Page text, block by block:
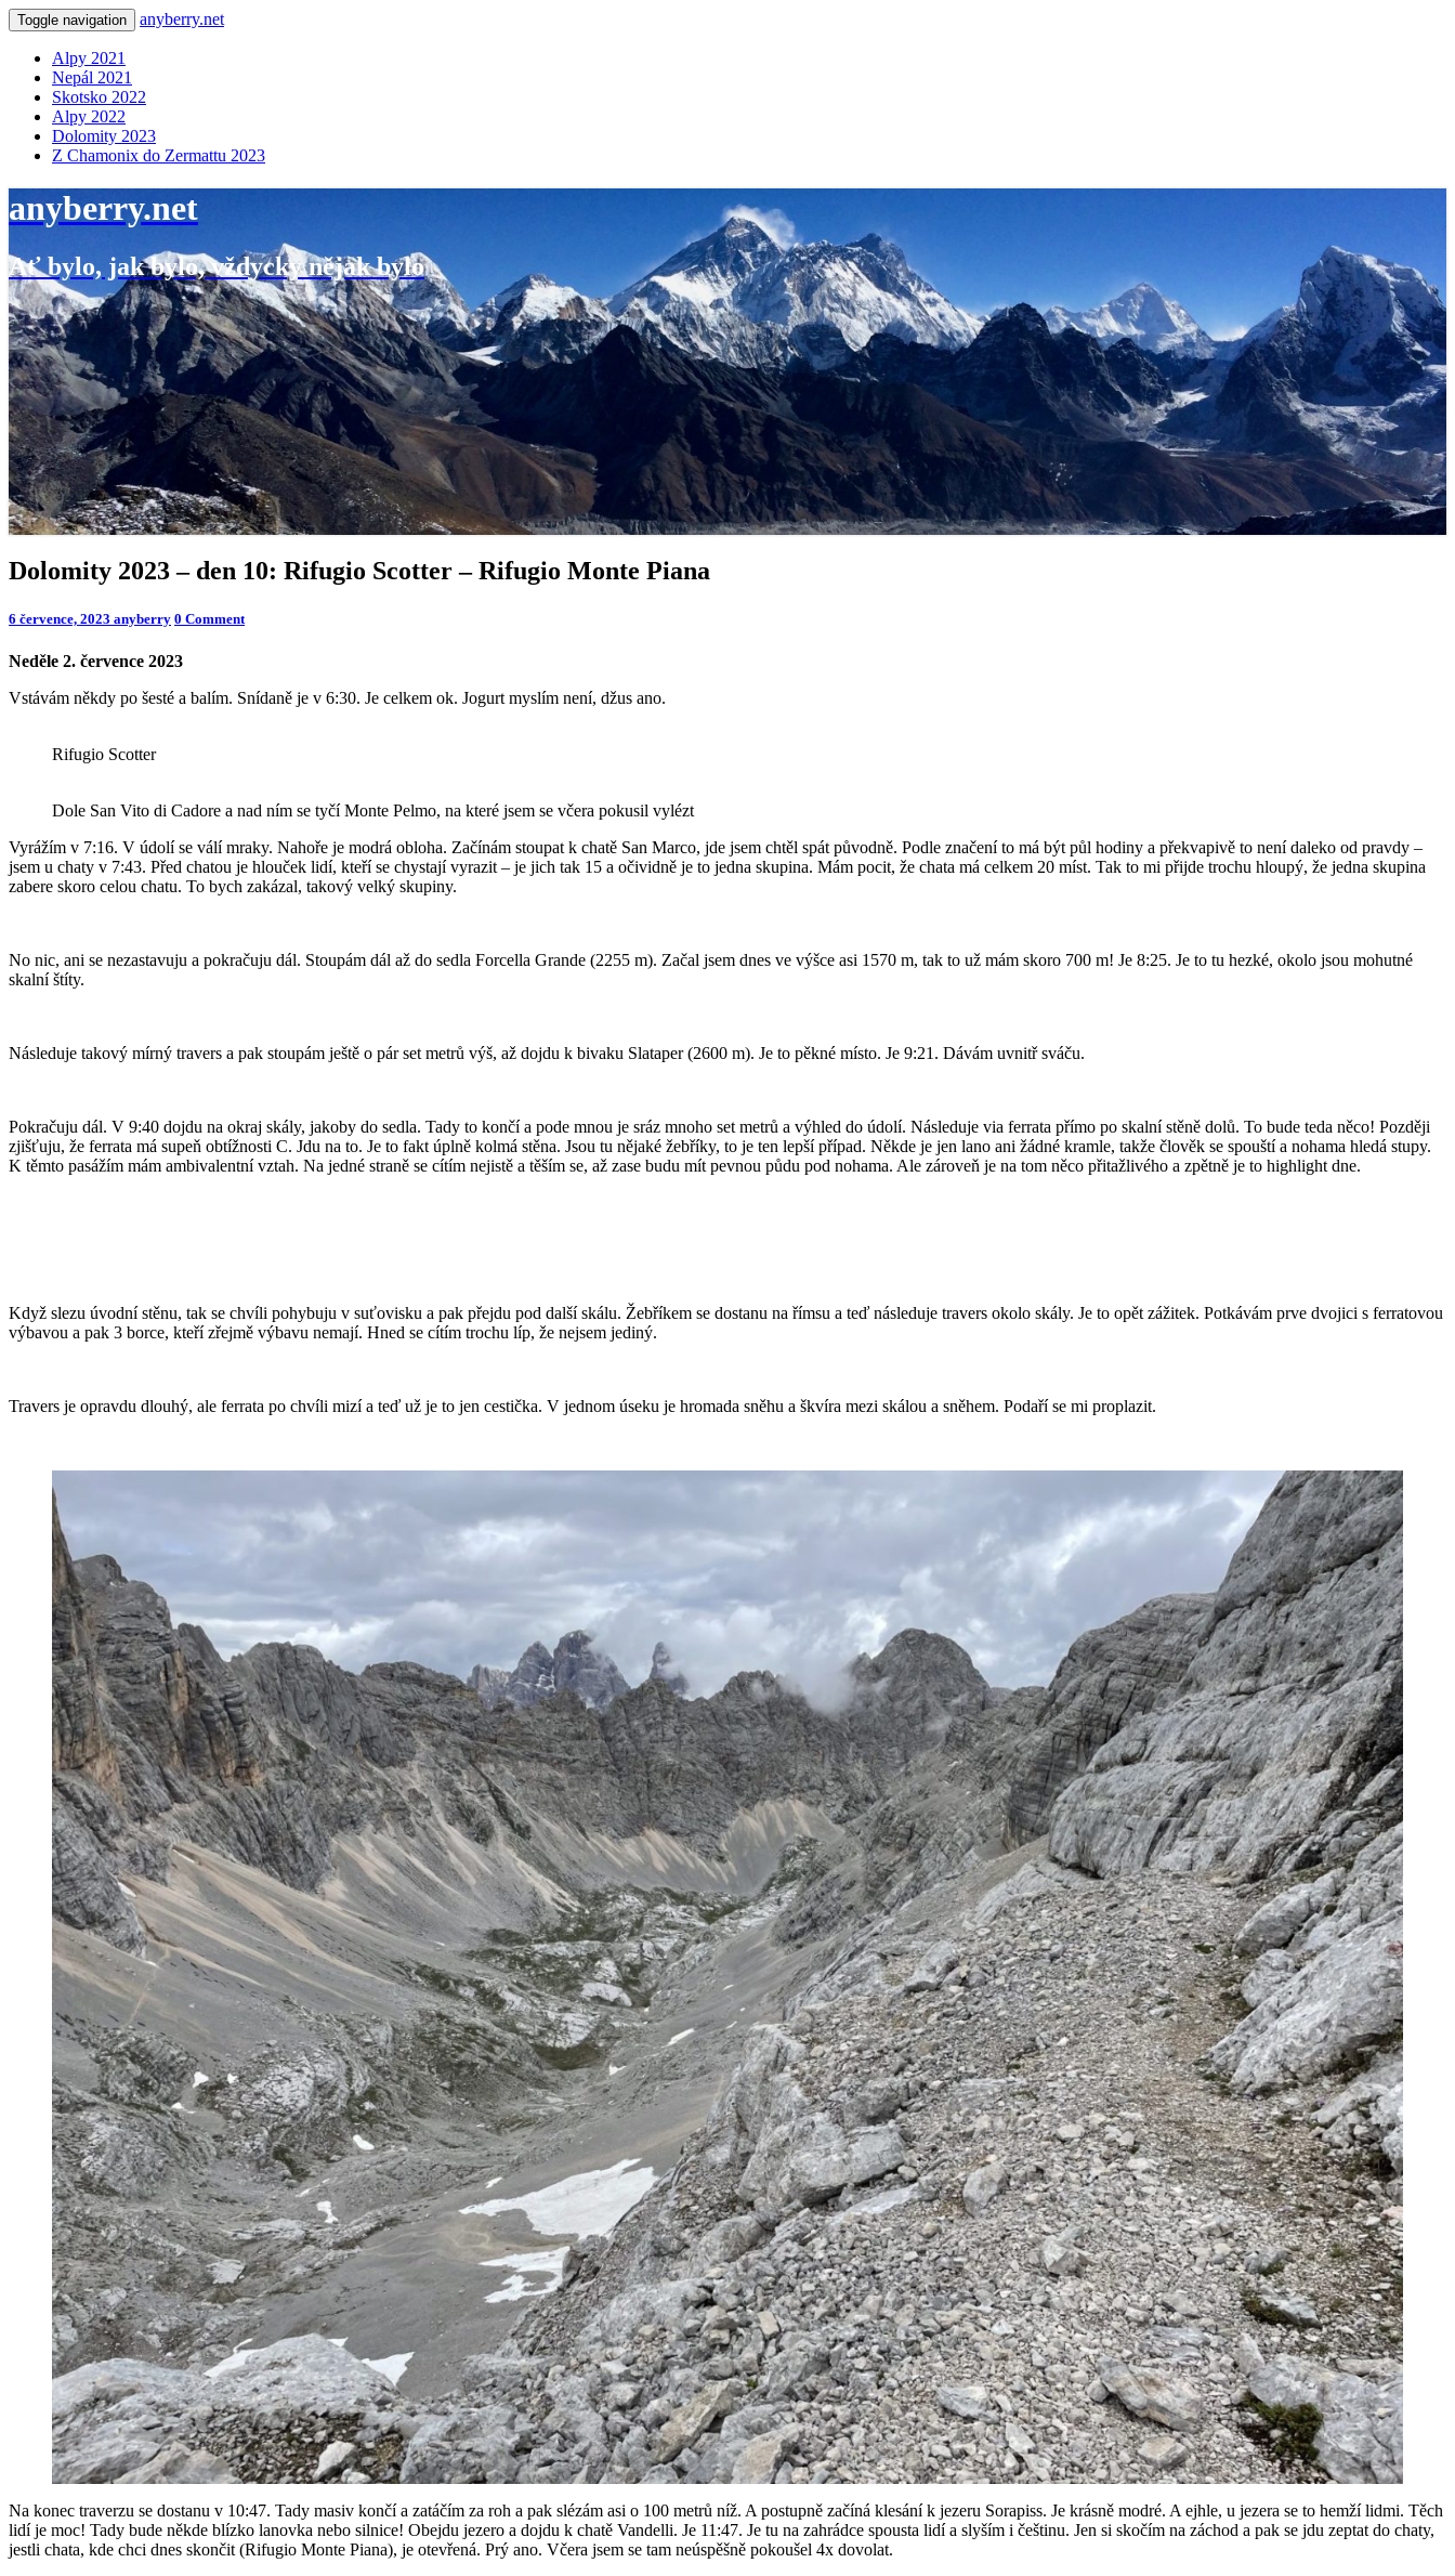
Toggle navigation anyberry.net
Alpy 2021
Nepál 2021
Skotsko 2022
Alpy 2022
Dolomity 2023
Z Chamonix do Zermattu 2023
anyberry.net
Ať bylo, jak bylo, vždycky nějak bylo
Dolomity
2023
den
Rifugio
–
Dolomity 2023 – den 10: Rifugio Scotter – Rifugio Monte Piana
6 července, 2023 anyberry Comments
0 Comment
Neděle 2. července 2023
Vstávám někdy po šesté a balím. Snídaně je v 6:30. Je celkem ok. Jogurt myslím není, džus ano.
Rifugio Scotter
Dole San Vito di Cadore a nad ním se tyčí Monte Pelmo, na které jsem se včera pokusil vylézt
Vyrážím v 7:16. V údolí se válí mraky. Nahoře je modrá obloha. Začínám stoupat k chatě San Marco, jde jsem chtěl spát původně. Podle značení to má být půl hodiny a překvapivě to není daleko od pravdy –
jsem u chaty v 7:43. Před chatou je hlouček lidí, kteří se chystají vyrazit – je jich tak 15 a očividně je to jedna skupina. Mám pocit, že chata má celkem 20 míst. Tak to mi přijde trochu hloupý, že jedna skupina
zabere skoro celou chatu. To bych zakázal, takový velký skupiny.
No nic, ani se nezastavuju a pokračuju dál. Stoupám dál až do sedla Forcella Grande (2255 m). Začal jsem dnes ve výšce asi 1570 m, tak to už mám skoro 700 m! Je 8:25. Je to tu hezké, okolo jsou mohutné
skalní štíty.
Následuje takový mírný travers a pak stoupám ještě o pár set metrů výš, až dojdu k bivaku Slataper (2600 m). Je to pěkné místo. Je 9:21. Dávám uvnitř sváču.
Pokračuju dál. V 9:40 dojdu na okraj skály, jakoby do sedla. Tady to končí a pode mnou je sráz mnoho set metrů a výhled do údolí. Následuje via ferrata přímo po skalní stěně dolů. To bude teda něco! Později
zjišťuju, že ferrata má supeň obtížnosti C. Jdu na to. Je to fakt úplně kolmá stěna. Jsou tu nějaké žebříky, to je ten lepší případ. Někde je jen lano ani žádné kramle, takže člověk se spouští a nohama hledá stupy.
K těmto pasážím mám ambivalentní vztah. Na jedné straně se cítím nejistě a těším se, až zase budu mít pevnou půdu pod nohama. Ale zároveň je na tom něco přitažlivého a zpětně je to highlight dne.
Když slezu úvodní stěnu, tak se chvíli pohybuju v suťovisku a pak přejdu pod další skálu. Žebříkem se dostanu na římsu a teď následuje travers okolo skály. Je to opět zážitek. Potkávám prve dvojici s ferratovou
výbavou a pak 3 borce, kteří zřejmě výbavu nemají. Hned se cítím trochu líp, že nejsem jediný.
Travers je opravdu dlouhý, ale ferrata po chvíli mizí a teď už je to jen cestička. V jednom úseku je hromada sněhu a škvíra mezi skálou a sněhem. Podaří se mi proplazit.
Na konec traverzu se dostanu v 10:47. Tady masiv končí a zatáčím za roh a pak slézám asi o 100 metrů níž. A postupně začíná klesání k jezeru Sorapiss. Je krásně modré. A ejhle, u jezera se to hemží lidmi. Těch
lidí je moc! Tady bude někde blízko lanovka nebo silnice! Obejdu jezero a dojdu k chatě Vandelli. Je 11:47. Je tu na zahrádce spousta lidí a slyším i češtinu. Jen si skočím na záchod a pak se jdu zeptat do chaty,
jestli chata, kde chci dnes skončit (Rifugio Monte Piana), je otevřená. Prý ano. Včera jsem se tam neúspěšně pokoušel 4x dovolat.